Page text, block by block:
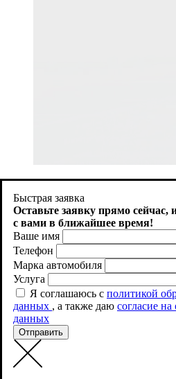
Быстрая заявка
Оставьте заявку прямо сейчас,
с вами в ближайшее время!
Ваше имя
Телефон
Марка автомобиля
Услуга
Я соглашаюсь с политикой
данных , а также даю согласие
данных
Отправить
Продолжая использовать http://
соглашаетесь на использование
использование определенных
Политике файлов Cookies
Принять